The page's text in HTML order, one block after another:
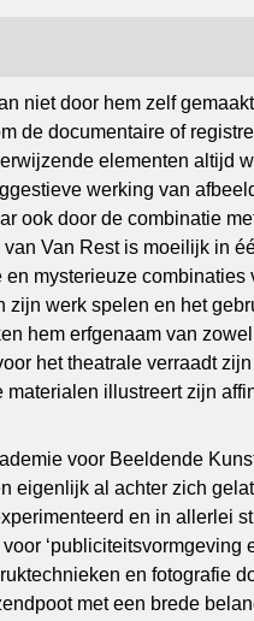
niet door hem zelf
de documentaire of
elementen altijd
werking van
ook door de combinatie
Van Rest is moeilijk in
mysterieuze combinaties
werk spelen en het
hem erfgenaam van
het theatrale verraadt
illustreert zijn
voor Beeldende
eigenlijk al achter zich
en in allerlei
‘publiciteitsvormgeving
en fotografie
met een brede